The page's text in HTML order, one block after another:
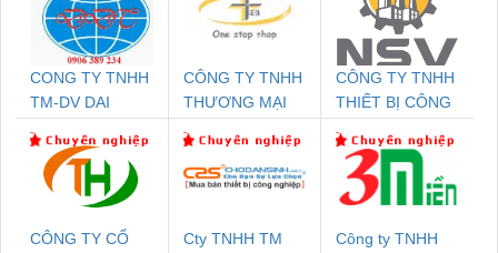
CONG TY TNHH
TM-DV DAI
CÔNG TY TNHH
THƯƠNG MẠI
NAM
CÔNG TY TNHH
THIẾT BỊ CÔNG
SETSUBI VIỆT
NAM
CÔNG TY CỔ
Cty TNHH TM
Công ty TNHH